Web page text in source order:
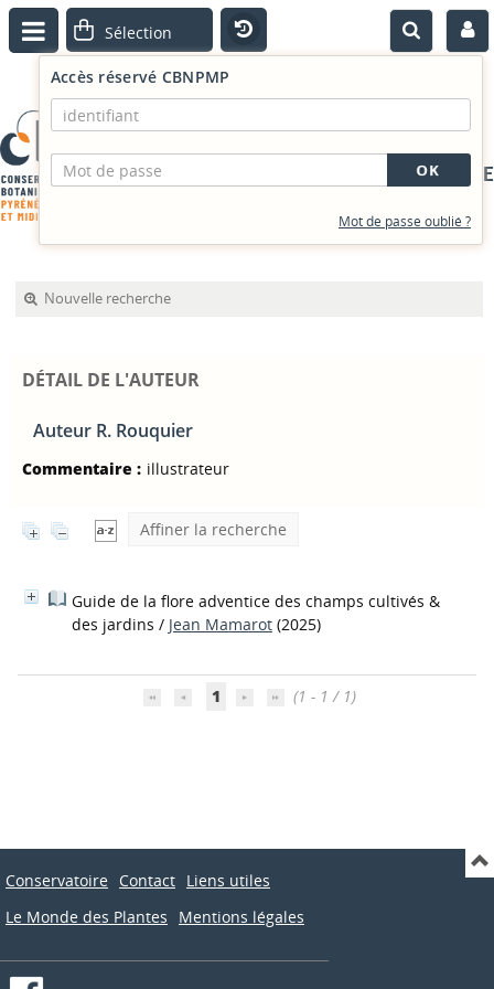
PORTAIL DOCUMENTAIRE
Accès réservé CBNPMP
Mot de passe oublié ?
Nouvelle recherche
DÉTAIL DE L'AUTEUR
Auteur R. Rouquier
Commentaire : illustrateur
Affiner la recherche
Guide de la flore adventice des champs cultivés &
des jardins / Jean Mamarot (2025)
1 (1 - 1 / 1)
Conservatoire Contact Liens utiles
Le Monde des Plantes
Mentions légales